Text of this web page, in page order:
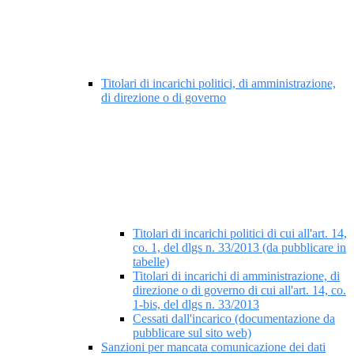
Titolari di incarichi politici, di amministrazione,
di direzione o di governo
Titolari di incarichi politici di cui all'art. 14,
co. 1, del dlgs n. 33/2013 (da pubblicare in
tabelle)
Titolari di incarichi di amministrazione, di
direzione o di governo di cui all'art. 14, co.
1-bis, del dlgs n. 33/2013
Cessati dall'incarico (documentazione da
pubblicare sul sito web)
Sanzioni per mancata comunicazione dei dati